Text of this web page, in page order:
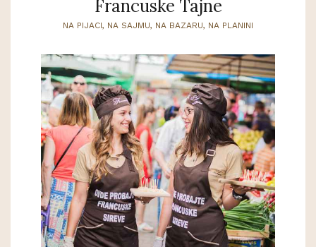
Francuske Tajne
NA PIJACI, NA SAJMU, NA BAZARU, NA PLANINI